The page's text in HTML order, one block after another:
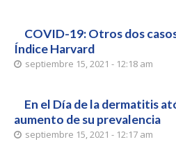
COVID-19: Otros dos
Índice Harvard
septiembre 15, 2021 - 12:18 am
En el Día de la dermatitis
aumento de su prevalencia
septiembre 15, 2021 - 12:17 am